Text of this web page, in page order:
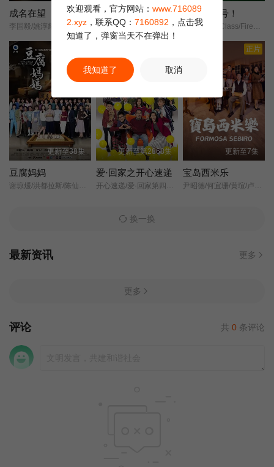
成名在望
李国毅/姚淳耀/蔡亘晏/黄迪扬/黄采仪/龙天翔/乔瑟夫/吴言凜/黄惟/朱匀甄/段钧豪/
阿松与阿暖
柯叔元/韩瑜/张睿家/杨子仪/
来！金来号！
台版梨泰院Class/Fired Up/
更新至38集
豆腐妈妈
更新至第2868集
爱·回家之开心速递
正片
更新至7集
宝岛西米乐
换一换
最新资讯 更多
更多
评论 共 0 条评论
欢迎观看，官方网站： www.716089
2.xyz ，联系QQ： 7160892 ，点击我
知道了，弹窗当天不在弹出！
我知道了 取消